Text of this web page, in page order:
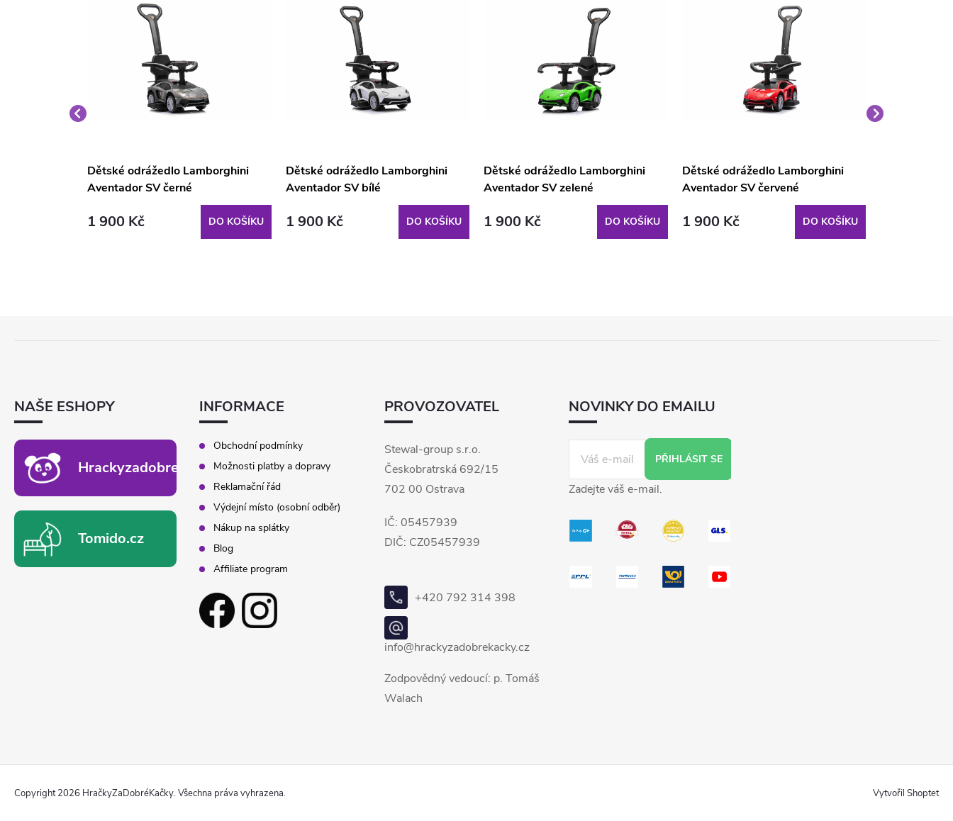
Dětské odrážedlo Lamborghini
Aventador SV černé
1 900 Kč DO KOŠÍKU
Dětské odrážedlo Lamborghini
Aventador SV bílé
1 900 Kč DO KOŠÍKU
Dětské odrážedlo Lamborghini
Aventador SV zelené
1 900 Kč DO KOŠÍKU
Dětské odrážedlo Lamborghini
Aventador SV červené
1 900 Kč DO KOŠÍKU
NAŠE ESHOPY
Hrackyzadobrekacky.cz
Tomido.cz
INFORMACE
Obchodní podmínky
Možnosti platby a dopravy
Reklamační řád
Výdejní místo (osobní odběr)
Nákup na splátky
Blog
Affiliate program
PROVOZOVATEL
Stewal-group s.r.o.
Českobratrská 692/15
702 00 Ostrava
IČ: 05457939
DIČ: CZ05457939
+420 792 314 398
info@hrackyzadobrekacky.cz
Zodpovědný vedoucí: p. Tomáš
Walach
NOVINKY DO EMAILU
PŘIHLÁSIT SE
Zadejte váš e-mail.
Vytvořil Shoptet
Copyright 2026 HračkyZaDobréKačky. Všechna práva vyhrazena.